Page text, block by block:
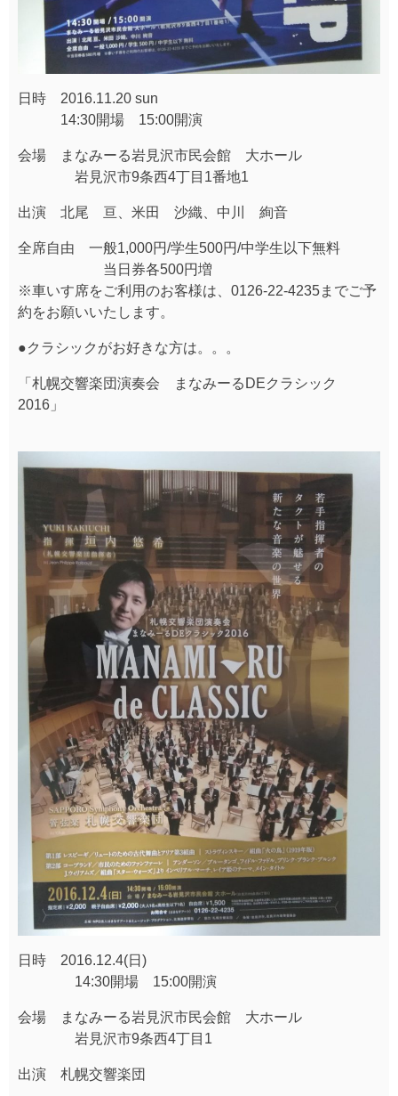
日時 2016.11.20 sun
14:30開場 15:00開演
会場 まなみーる岩見沢市民会館 大ホール
岩見沢市9条西4丁目1番地1
出演 北尾 亘、米田 沙織、中川 絢音
全席自由 一般1,000円/学生500円/中学生以下無料
当日券各500円増
※車いす席をご利用のお客様は、0126-22-4235までご予
約をお願いいたします。
●クラシックがお好きな方は。。。
「札幌交響楽団演奏会 まなみーるDEクラシック
2016」
日時 2016.12.4(日)
14:30開場 15:00開演
会場 まなみーる岩見沢市民会館 大ホール
岩見沢市9条西4丁目1
出演 札幌交響楽団